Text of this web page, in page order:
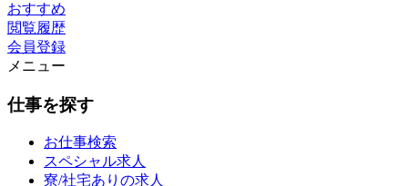
おすすめ
閲覧履歴
会員登録
メニュー
仕事を探す
お仕事検索
スペシャル求人
寮/社宅ありの求人